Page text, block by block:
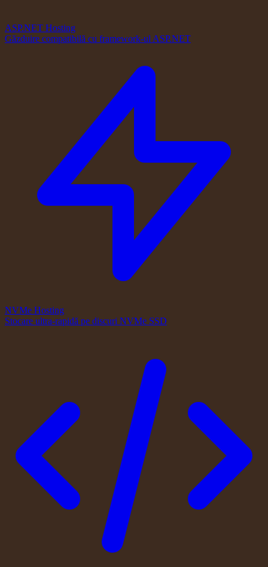
ASP.NET Hosting
Găzduire compatibilă cu framework-ul ASP.NET
NVMe Hosting
Stocare ultra-rapidă pe discuri NVMe SSD